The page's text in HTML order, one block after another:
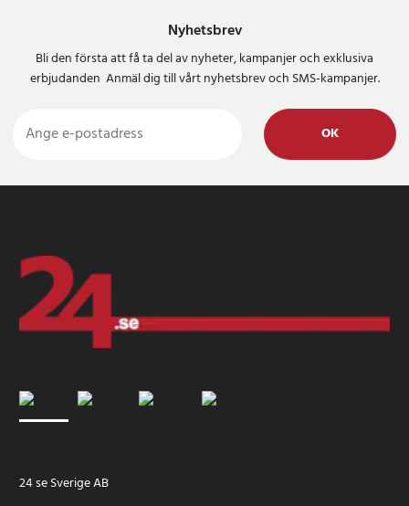
Nyhetsbrev
Bli den första att få ta del av nyheter, kampanjer och exklusiva
erbjudanden Anmäl dig till vårt nyhetsbrev och SMS-kampanjer.
OK
24 se Sverige AB